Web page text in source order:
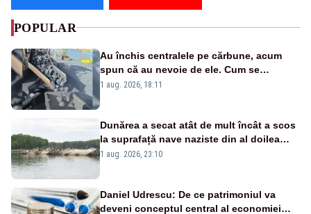
POPULAR
Au închis centralele pe cărbune, acum
spun că au nevoie de ele. Cum se
pasează vina în plină criză energetică
1 aug. 2026, 18:11
Dunărea a secat atât de mult încât a scos
la suprafață nave naziste din al doilea
război mondial
1 aug. 2026, 23:10
Daniel Udrescu: De ce patrimoniul va
deveni conceptul central al economiei